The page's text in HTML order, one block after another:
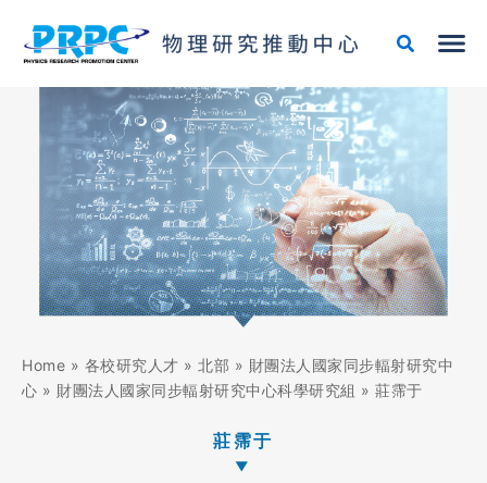
Home » 各校研究人才 » 北部 » 財團法人國家同步輻射研究中
心 » 財團法人國家同步輻射研究中心科學研究組 » 莊霈于
莊霈于